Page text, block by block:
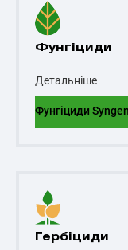
Фунгіциди
Детальніше
Фунгіциди
Гербіциди